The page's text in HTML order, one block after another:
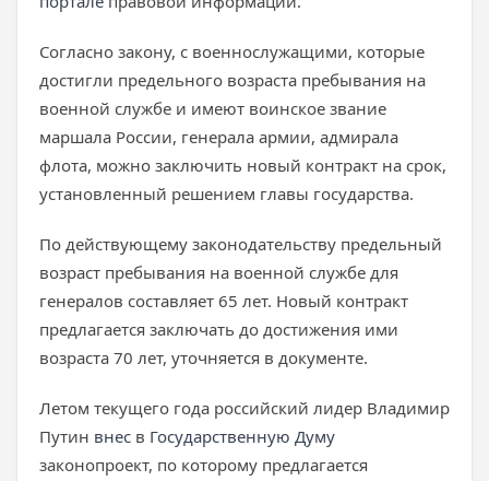
Согласно закону, с военнослужащими, которые
достигли предельного возраста пребывания на
военной службе и имеют воинское звание
маршала России, генерала армии, адмирала
флота, можно заключить новый контракт на срок,
установленный решением главы государства.
По действующему законодательству предельный
возраст пребывания на военной службе для
генералов составляет 65 лет. Новый контракт
предлагается заключать до достижения ими
возраста 70 лет, уточняется в документе.
Летом текущего года российский лидер Владимир
Путин внес в Государственную Думу
законопроект, по которому предлагается